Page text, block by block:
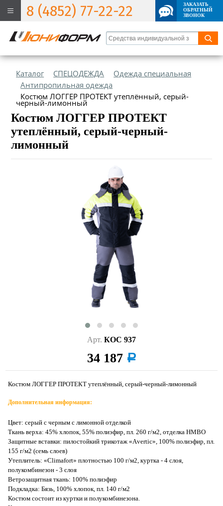
8 (4852) 77-22-22
ЗАКАЗАТЬ
ОБРАТНЫЙ
ЗВОНОК
Каталог СПЕЦОДЕЖДА
Одежда специальная
Антипропильная одежда
Костюм ЛОГГЕР ПРОТЕКТ утеплённый, серый-
черный-лимонный
Костюм ЛОГГЕР ПРОТЕКТ
утеплённый, серый-черный-
лимонный
Арт. КОС 937
34 187 a
Костюм ЛОГГЕР ПРОТЕКТ утеплённый, серый-черный-лимонный
Дополнительная информация:
Цвет: серый с черным с лимонной отделкой
Ткань верха: 45% хлопок, 55% полиэфир, пл. 260 г/м2, отделка НМВО
Защитные вставки: пилостойкий трикотаж «Аvertic», 100% полиэфир, пл.
155 г/м2 (семь слоев)
Утеплитель: «Climafort» плотностью 100 г/м2, куртка - 4 слоя,
полукомбинезон - 3 слоя
Ветрозащитная ткань: 100% полиэфир
Подкладка: Бязь, 100% хлопок, пл. 140 г/м2
Костюм состоит из куртки и полукомбинезона.